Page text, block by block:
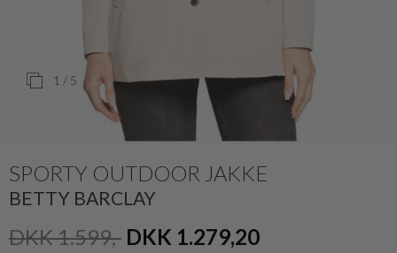
1 / 5
SPORTY OUTDOOR JAKKE
BETTY BARCLAY
DKK 1.599,- DKK 1.279,20